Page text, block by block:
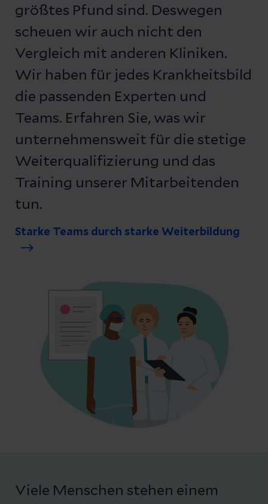
größtes Pfund sind. Deswegen
scheuen wir auch nicht den
Vergleich mit anderen Kliniken.
Wir haben für jedes Krankheitsbild
die passenden Experten und
Teams. Erfahren Sie, was wir
unternehmensweit für die stetige
Weiterqualifizierung und das
Training unserer Mitarbeitenden
tun.
Starke Teams durch starke Weiterbildung
Viele Menschen stehen einem